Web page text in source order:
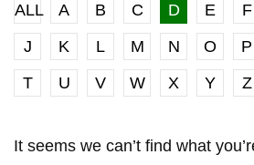
ALL A B C D E F
J
K L M N O P
T
U V W X Y Z
It seems we can’t find what